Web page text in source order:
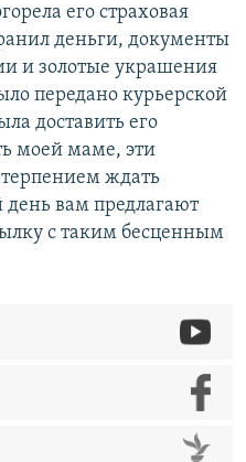
его страховая
деньги, документы
и золотые украшения
передано курьерской
доставить его
моей маме, эти
ждать
вам предлагают
с таким бесценным